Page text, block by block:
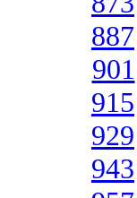
887
901
915
929
943